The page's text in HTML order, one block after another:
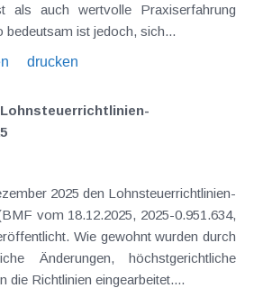
als auch wertvolle Praxiserfahrung
bedeutsam ist jedoch, sich...
drucken
2025 den Lohnsteuerrichtlinien-
vom 18.12.2025, 2025-0.951.634,
Wie gewohnt wurden durch
Änderungen, höchstgerichtliche
die Richtlinien eingearbeitet....